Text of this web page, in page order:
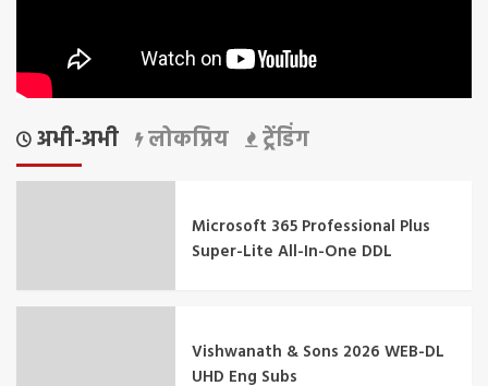
अभी-अभी लोकप्रिय ट्रेंडिंग
Microsoft 365 Professional Plus
Super-Lite All-In-One DDL
Vishwanath & Sons 2026 WEB-DL
UHD Eng Subs